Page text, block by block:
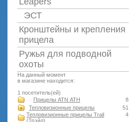
ЭСТ
Кронштейны и крепления
прицела
Ружья для подводной
оxоты
На данный момент
в магазине находится:
1 посетитель(ей)
8
Прицелы ATN АТН
51
Тепловизионные прицелы
4
Тепловизионные прицелы Trail
(Трэйл)